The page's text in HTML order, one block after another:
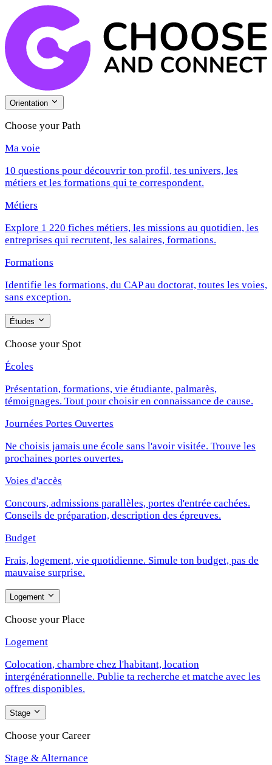
Orientation
Choose your Path
Ma voie
10 questions pour découvrir ton profil, tes univers, les
métiers et les formations qui te correspondent.
Métiers
Explore 1 220 fiches métiers, les missions au quotidien, les
entreprises qui recrutent, les salaires, formations.
Formations
Identifie les formations, du CAP au doctorat, toutes les voies,
sans exception.
Études
Choose your Spot
Écoles
Présentation, formations, vie étudiante, palmarès,
témoignages. Tout pour choisir en connaissance de cause.
Journées Portes Ouvertes
Ne choisis jamais une école sans l'avoir visitée. Trouve les
prochaines portes ouvertes.
Voies d'accès
Concours, admissions parallèles, portes d'entrée cachées.
Conseils de préparation, description des épreuves.
Budget
Frais, logement, vie quotidienne. Simule ton budget, pas de
mauvaise surprise.
Logement
Choose your Place
Logement
Colocation, chambre chez l'habitant, location
intergénérationnelle. Publie ta recherche et matche avec les
offres disponibles.
Stage
Choose your Career
Stage & Alternance